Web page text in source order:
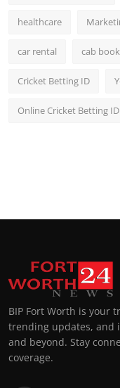
healthcare
car rental cab
Cricket Betting ID
Online Cricket Betting ID
BIP Fort Worth is your
trending updates, and
and beyond. Stay
coverage.